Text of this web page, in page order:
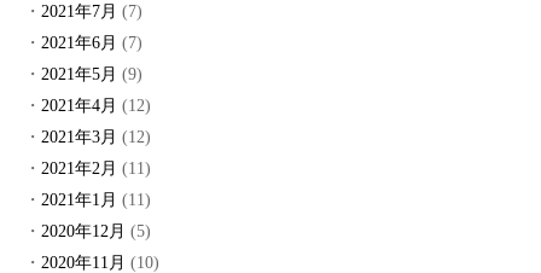
2021年7月 (7)
2021年6月 (7)
2021年5月 (9)
2021年4月 (12)
2021年3月 (12)
2021年2月 (11)
2021年1月 (11)
2020年12月 (5)
2020年11月 (10)